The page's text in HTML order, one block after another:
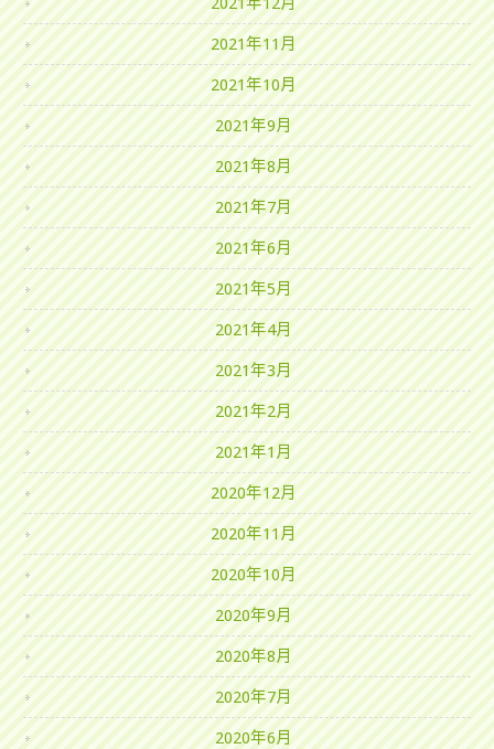
2021年11月
2021年10月
2021年9月
2021年8月
2021年7月
2021年6月
2021年5月
2021年4月
2021年3月
2021年2月
2021年1月
2020年12月
2020年11月
2020年10月
2020年9月
2020年8月
2020年7月
2020年6月